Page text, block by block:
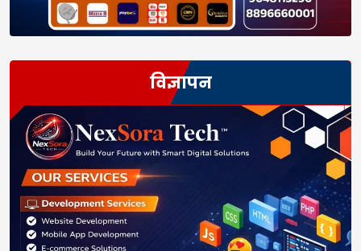
विज्ञापन